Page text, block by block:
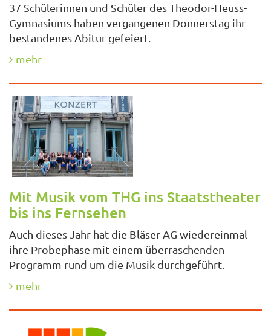
37 Schülerinnen und Schüler des Theodor-Heuss-
Gymnasiums haben vergangenen Donnerstag ihr
bestandenes Abitur gefeiert.
mehr
Mit Musik vom THG ins Staatstheater
bis ins Fernsehen
Auch dieses Jahr hat die Bläser AG wiedereinmal
ihre Probephase mit einem überraschenden
Programm rund um die Musik durchgeführt.
mehr